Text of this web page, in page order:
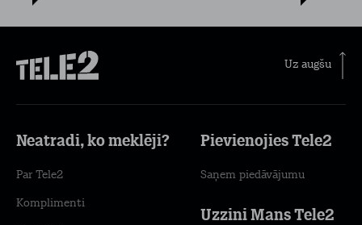
Uz augšu
Neatradi, ko meklēji?
Par Tele2
Komplimenti
Pievienojies Tele2
Saņem piedāvājumu
Uzzini Mans Tele2